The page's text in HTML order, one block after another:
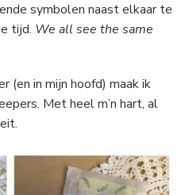
symbolen naast elkaar te
tijd. We all see the same
(en in mijn hoofd) maak ik
Met heel m’n hart, al